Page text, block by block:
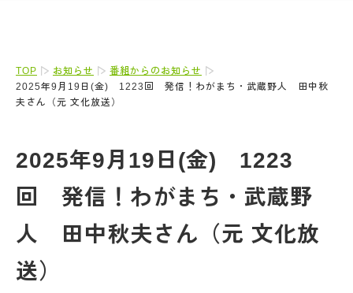
TOP お知らせ
番組からのお知らせ
2025年9月19日(金) 1223回 発信！わがまち・武蔵野人 田中秋
夫さん（元 文化放送）
2025年9月19日(金) 1223
回 発信！わがまち・武蔵野
人 田中秋夫さん（元 文化放
送）